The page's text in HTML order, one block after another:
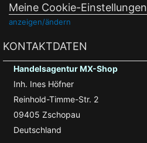
Meine Cookie-Einstellungen
anzeigen/ändern
KONTAKTDATEN
Handelsagentur MX-Shop
Inh. Ines Höfner
Reinhold-Timme-Str. 2
09405 Zschopau
Deutschland